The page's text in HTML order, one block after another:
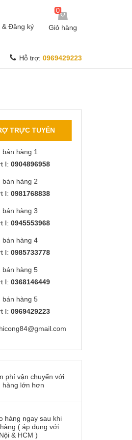
0
Giỏ hàng
& Đăng ký
Hỗ trợ: 0969429223
TRỰC TUYẾN
hàng 1
I: 0904896958
bán hàng 2
I: 0981768838
bán hàng 3
I: 0945553968
bán hàng 4
I: 0985733778
bán hàng 5
I: 0368146449
bán hàng 5
I: 0969429223
phí vận chuyển với
hàng lớn hơn
hàng ngay sau khi
( áp dụng với
& HCM )